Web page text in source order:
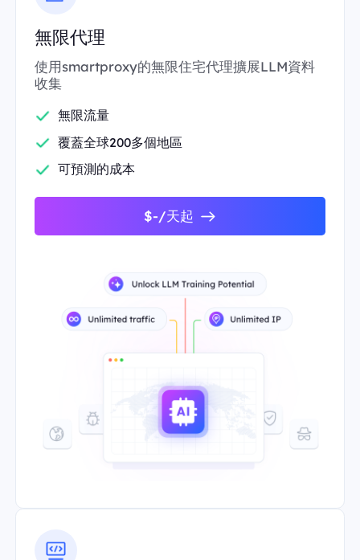
無限代理
使用smartproxy的無限住宅代理擴展LLM資料
收集
無限流量
覆蓋全球200多個地區
可預測的成本
$-/天起